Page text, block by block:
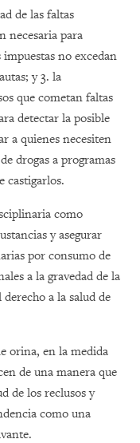
de las faltas
necesaria para
impuestas no excedan
y 3. la
que cometan faltas
detectar la posible
a quienes necesiten
drogas a programas
castigarlos.
como
y asegurar
por consumo de
a la gravedad de la
a la salud de
orina, en la medida
de una manera que
de los reclusos y
como una